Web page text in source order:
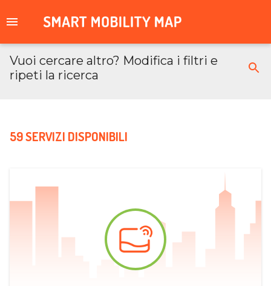
Vuoi cercare altro? Modifica i filtri e
ripeti la ricerca
59 SERVIZI DISPONIBILI